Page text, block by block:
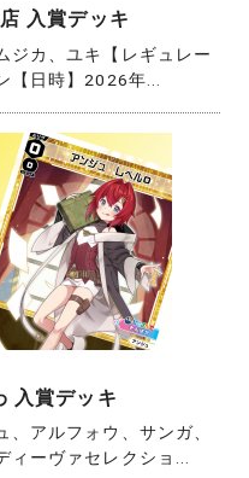
入賞デッキ
ジカ、ユキ【レギュレー
【日時】2026年...
入賞デッキ
アルフォウ、サンガ、
ィーヴァセレクショ...